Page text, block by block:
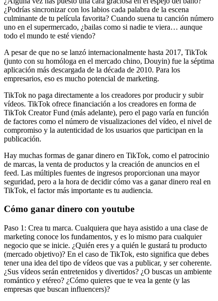
¿Podrías sincronizar con los labios cada palabra de la escena
culminante de tu película favorita? Cuando suena tu canción número
uno en el supermercado, ¿bailas como si nadie te viera… aunque
todo el mundo te esté viendo?
A pesar de que no se lanzó internacionalmente hasta 2017, TikTok
(junto con su homóloga en el mercado chino, Douyin) fue la séptima
aplicación más descargada de la década de 2010. Para los
empresarios, eso es mucho potencial de marketing.
TikTok no paga directamente a los creadores por producir y subir
vídeos. TikTok ofrece financiación a los creadores en forma de
TikTok Creator Fund (más adelante), pero el pago varía en función
de factores como el número de visualizaciones del vídeo, el nivel de
compromiso y la autenticidad de los usuarios que participan en la
publicación.
Hay muchas formas de ganar dinero en TikTok, como el patrocinio
de marcas, la venta de productos y la creación de anuncios en el
feed. Las múltiples fuentes de ingresos proporcionan una mayor
seguridad, pero a la hora de decidir cómo vas a ganar dinero real en
TikTok, el factor más importante es tu audiencia.
Cómo ganar dinero con youtube
Paso 1: Crea tu marca. Cualquiera que haya asistido a una clase de
marketing conoce los fundamentos, y es lo mismo para cualquier
negocio que se inicie. ¿Quién eres y a quién le gustará tu producto
(mercado objetivo)? En el caso de TikTok, esto significa que debes
tener una idea del tipo de vídeos que vas a publicar, y ser coherente.
¿Sus vídeos serán entretenidos y divertidos? ¿O buscas un ambiente
romántico y etéreo? ¿Cómo quieres que te vea la gente (y las
empresas que buscan influencers)?